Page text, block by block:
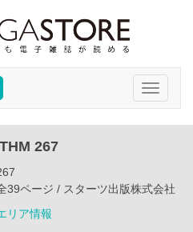
Toggle
267
39ページ / スターツ出版株式会社
リア情報